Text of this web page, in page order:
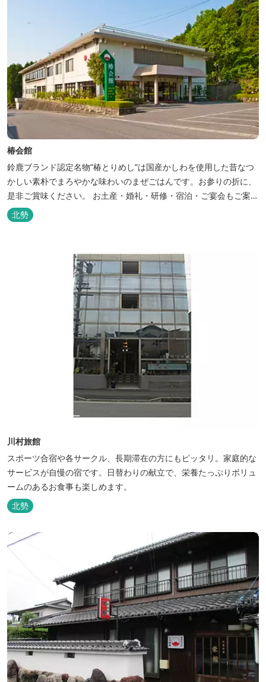
椿会館
鈴鹿ブランド認定名物”椿とりめし”は国産かしわを使用した昔なつ
かしい素朴でまろやかな味わいのまぜごはんです。お参りの折に、
是非ご賞味ください。 お土産・婚礼・研修・宿泊・ご宴会もご案内
しております。
北勢
川村旅館
スポーツ合宿や各サークル、長期滞在の方にもピッタリ。家庭的な
サービスが自慢の宿です。日替わりの献立で、栄養たっぷりボリュ
ームのあるお食事も楽しめます。
北勢